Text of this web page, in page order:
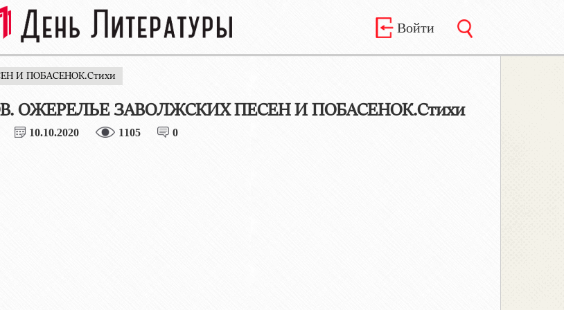
Войти
И ПОБАСЕНОК.Стихи
ОЖЕРЕЛЬЕ ЗАВОЛЖСКИХ ПЕСЕН И ПОБАСЕНОК.Стихи
10.10.2020 1105 0